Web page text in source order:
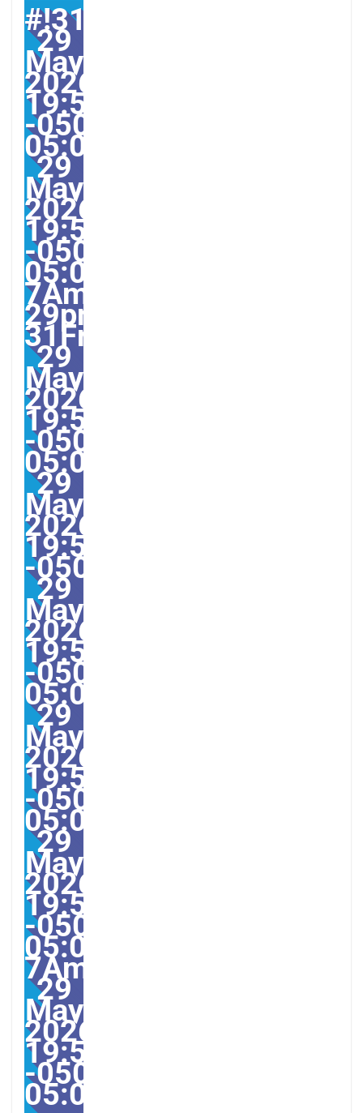
#!31Fri,
29
May
2026
19:59:50
-0500-
05:005031#31Fri,
29
May
2026
19:59:50
-0500-
05:00-
7America/
29pm31pm-
31Fri,
29
May
2026
19:59:50
-0500-
05:007America/
29
May
2026
19:59:50
-
29
May
2026
19:59:50
-0500-
05:00America/
29
May
2026
19:59:50
-0500-
05:005031#/31Fri,
29
May
2026
19:59:50
-0500-
05:00-
7America/
29
May
2026
19:59:50
-0500-
05:00America/